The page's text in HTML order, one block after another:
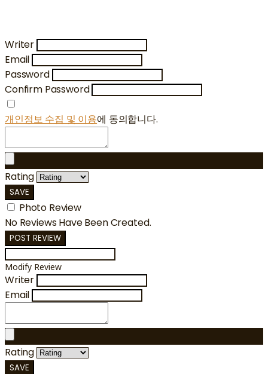
Writer
Email
Password
Confirm Password
개인정보 수집 및 이용에 동의합니다.
Rating
SAVE
Photo Review
No Reviews Have Been Created.
POST REVIEW
Modify Review
Writer
Email
Rating
SAVE